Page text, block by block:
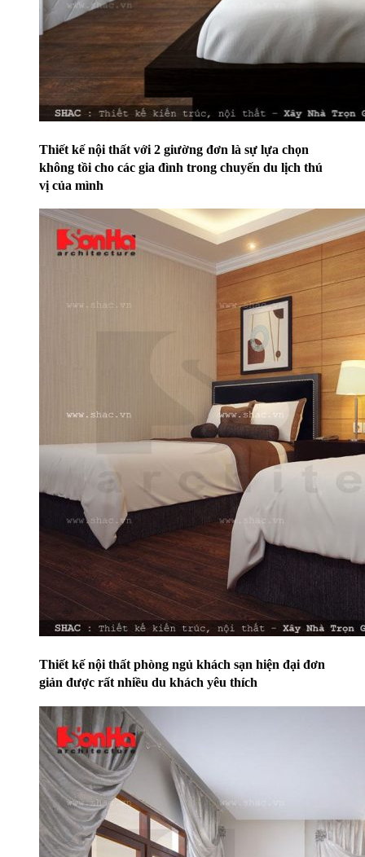
Thiết kế nội thất với 2 giường đơn là sự lựa chọn
không tồi cho các gia đình trong chuyến du lịch thú
vị của mình
Thiết kế nội thất phòng ngủ khách sạn hiện đại đơn
giản được rất nhiều du khách yêu thích